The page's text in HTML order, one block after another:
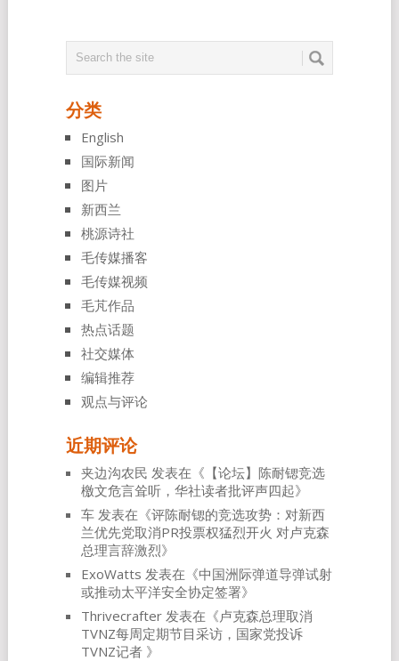
分类
English
国际新闻
图片
新西兰
桃源诗社
毛传媒播客
毛传媒视频
毛芃作品
热点话题
社交媒体
编辑推荐
观点与评论
近期评论
夹边沟农民 发表在《 【论坛】陈耐锶竞选
檄文危言耸听，华社读者批评声四起》
车发表在《评陈耐锶的竞选攻势：对新西
兰优先党取消PR投票权猛烈开火 对卢克森
总理言辞激烈》
ExoWatts 发表在《中国洲际弹道导弹试射
或推动太平洋安全协定签署》
Thrivecrafter发表在《卢克森总理取消
TVNZ每周定期节目采访，国家党投诉
TVNZ记者 》